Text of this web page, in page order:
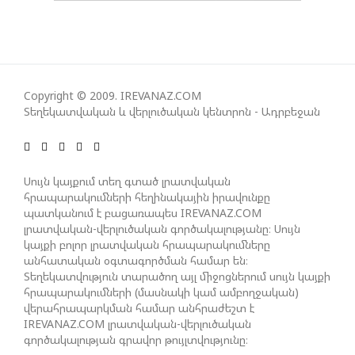
ՄԻԽԵԻԼ ԿԱՎԵԼԱՇՎԻԼԻ. ԱԴՐԲԵՋԱՆԸ, ԹՈՒՐՔԻԱՆ,
ՉԻՆԱՍՏԱՆԸ ԲԱՐՁՐ ԵՆ ԳՆԱՀԱՏՈՒՄ ՎՐԱՍՏԱՆԻ
ՉԵՉԵԼԱՇՎԻԼԻՆ ԱԴՐԲԵՋԱՆ-ԳԵՐՄԱՆԻԱ ԵՐԿԿՈՂՄ
ՌԱԶՄԱՎԱՐԱԿԱՆ ԳՈՐԾԸՆԿԵՐՈՒԹՅԱՆ ՄԱՍԻՆ
ՈՒԿՐԱԻՆԱՅՈՒՄ ԱԴՐԲԵՋԱՆԱԿԱՆ ՍՓՅՈՒՌՔԻ
ԱԿՏԻՎԻՍՏԻ ՈՐԴԻՆ ՆՇԱՆԱԿՎԵԼ Է ԿԻևԻ ՄԱՐԶԻ
ՆԱՀԱՆԳԱՊԵՏ
Copyright © 2009. IREVANAZ.COM
Տեղեկատվական և վերլուծական կենտրոն - Ադրբեջան
Սույն կայքում տեղ գտած լրատվական
հրապարակումների հեղինակային իրավունքը
պատկանում է բացառապես IREVANAZ.COM
լրատվական-վերլուծական գործակալությանը։ Սույն
կայքի բոլոր լրատվական հրապարակումները
անհատական օգտագործման համար են։
Տեղեկատվություն տարածող այլ միջոցներում սույն կայքի
հրապարակումների (մասնակի կամ ամբողջական)
վերահրապարկման համար անհրաժեշտ է
IREVANAZ.COM լրատվական-վերլուծական
գործակալության գրավոր թույլտվությունը։